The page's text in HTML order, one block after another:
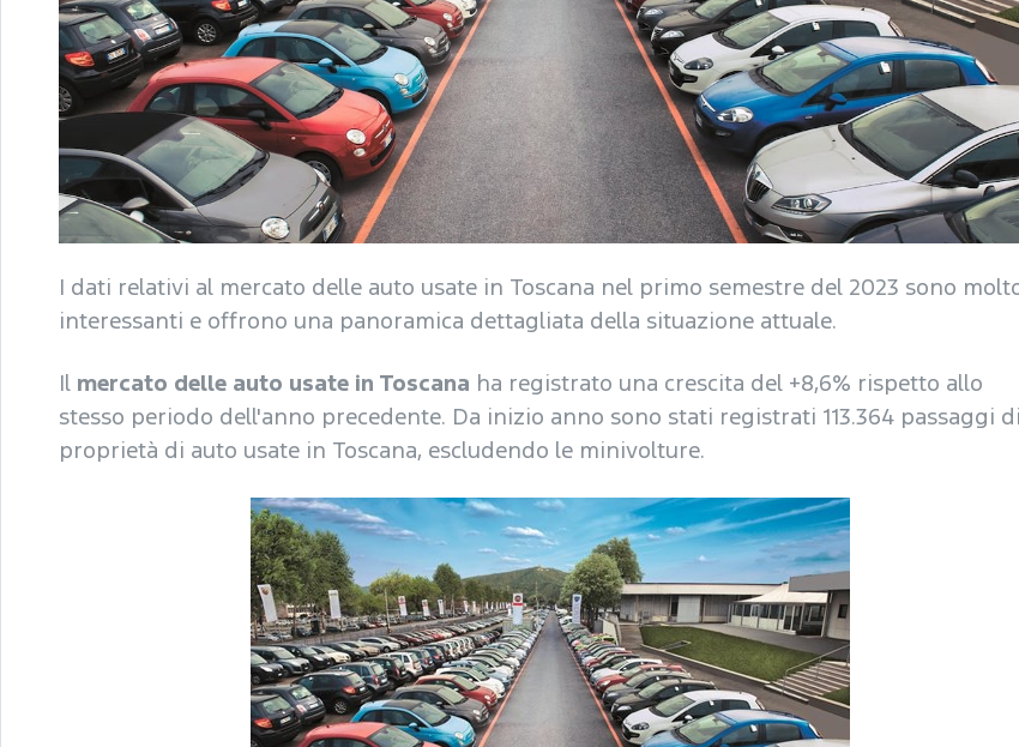
I dati relativi al mercato delle auto usate in Toscana nel primo semestre del 2023 sono
interessanti e offrono una panoramica dettagliata della situazione attuale.
Il mercato delle auto usate in Toscana ha registrato una crescita del +8,6% rispetto allo
stesso periodo dell'anno precedente. Da inizio anno sono stati registrati 113.364 passaggi di
proprietà di auto usate in Toscana, escludendo le minivolture.